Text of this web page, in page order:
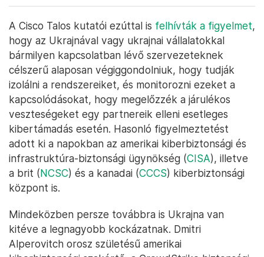
Az orosz katonaság tagjai páncélozott járművekkel állomásnak a
Rosztovi régióban 2022. január 22-én – Fotó: Szergej Pivovarov /
Reuters
A Cisco Talos kutatói ezúttal is
bármilyen kapcsolatban lévő szervezeteknek
célszerű alaposan végiggondolniuk, hogy tudják
izolálni a rendszereiket, és monitorozni ezeket a